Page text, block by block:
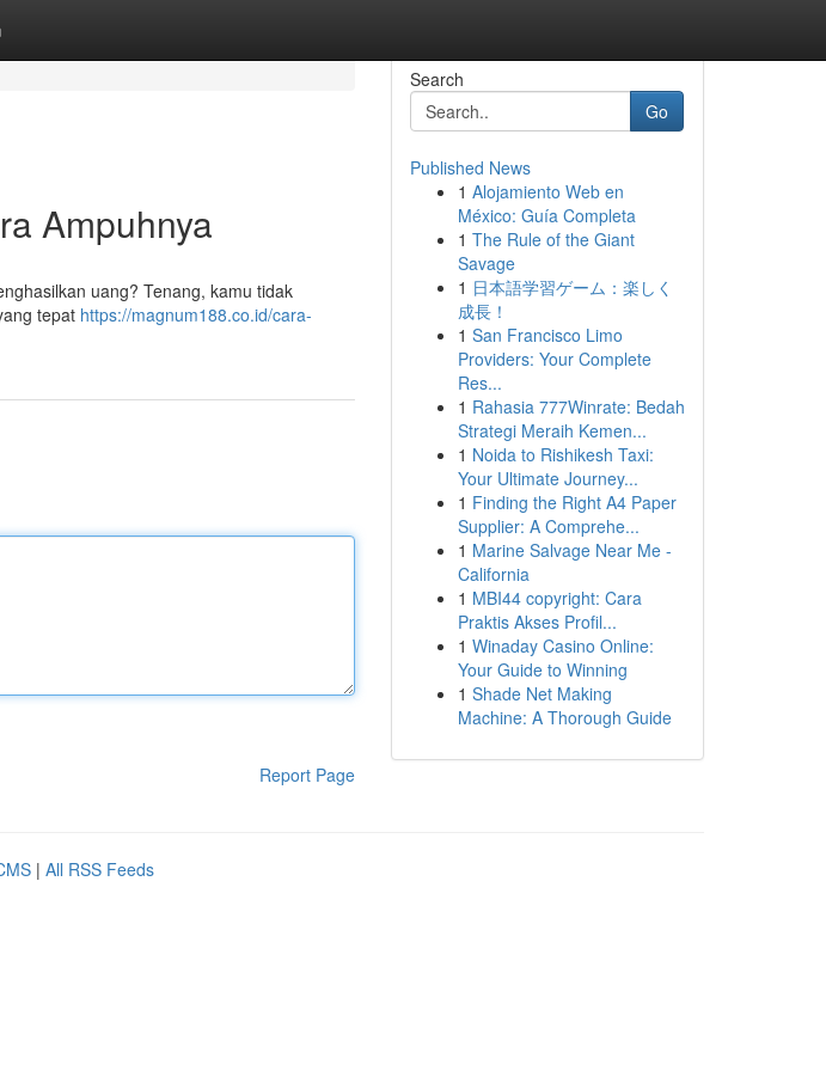
Ampuhnya
uang? Tenang, kamu tidak
tepat https://magnum188.co.id/cara-
Report Page
Search
Go
Published News
1 Alojamiento Web en
México: Guía Completa
1 The Rule of the Giant
Savage
1 日本語学習ゲーム：楽しく
成長！
1 San Francisco Limo
Providers: Your Complete
Res...
1 Rahasia 777Winrate: Bedah
Strategi Meraih Kemen...
1 Noida to Rishikesh Taxi:
Your Ultimate Journey...
1 Finding the Right A4 Paper
Supplier: A Comprehe...
1 Marine Salvage Near Me -
California
1 MBI44 copyright: Cara
Praktis Akses Profil...
1 Winaday Casino Online:
Your Guide to Winning
1 Shade Net Making
Machine: A Thorough Guide
| All RSS Feeds